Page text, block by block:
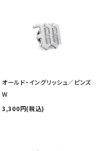
オールド・イングリッシュ／ピンズ
W
3,300円(税込)